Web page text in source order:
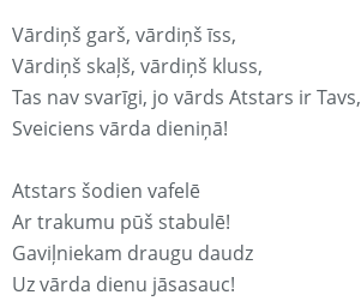
Vārdiņš garš, vārdiņš īss,
Vārdiņš skaļš, vārdiņš kluss,
Tas nav svarīgi, jo vārds Atstars ir Tavs,
Sveiciens vārda dieniņā!
Atstars šodien vafelē
Ar trakumu pūš stabulē!
Gaviļniekam draugu daudz
Uz vārda dienu jāsasauc!